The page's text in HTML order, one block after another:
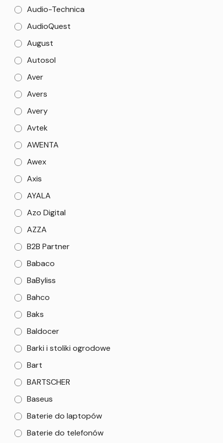
Audio-Technica
AudioQuest
August
Autosol
Aver
Avers
Avery
Avtek
AWENTA
Awex
Axis
AYALA
Azo Digital
AZZA
B2B Partner
Babaco
BaByliss
Bahco
Baks
Baldocer
Barki i stoliki ogrodowe
Bart
BARTSCHER
Baseus
Baterie do laptopów
Baterie do telefonów